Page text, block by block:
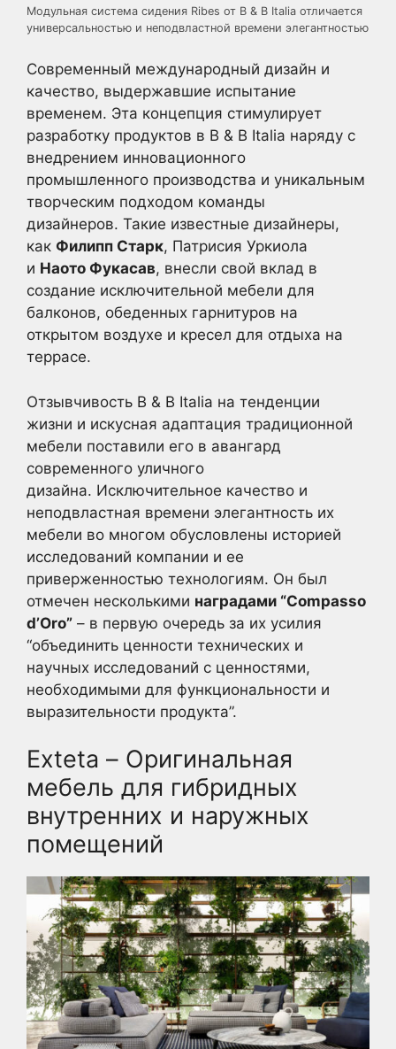
Модульная система сидения Ribes от B & B Italia отличается
универсальностью и неподвластной времени элегантностью
Современный международный дизайн и
качество, выдержавшие испытание
временем. Эта концепция стимулирует
разработку продуктов в B & B Italia наряду с
внедрением инновационного
промышленного производства и уникальным
творческим подходом команды
дизайнеров. Такие известные дизайнеры,
как Филипп Старк, Патрисия Уркиола
и Наото Фукасав, внесли свой вклад в
создание исключительной мебели для
балконов, обеденных гарнитуров на
открытом воздухе и кресел для отдыха на
террасе.
Отзывчивость B & B Italia на тенденции
жизни и искусная адаптация традиционной
мебели поставили его в авангард
современного уличного
дизайна. Исключительное качество и
неподвластная времени элегантность их
мебели во многом обусловлены историей
исследований компании и ее
приверженностью технологиям. Он был
отмечен несколькими наградами “Compasso
d’Oro” – в первую очередь за их усилия
“объединить ценности технических и
научных исследований с ценностями,
необходимыми для функциональности и
выразительности продукта”.
Exteta – Оригинальная
мебель для гибридных
внутренних и наружных
помещений